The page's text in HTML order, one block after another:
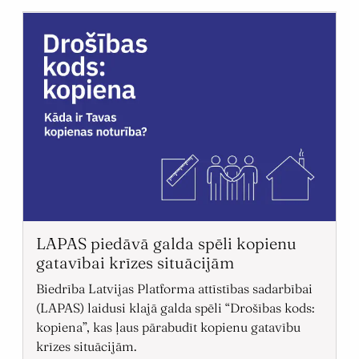
LAPAS piedāvā galda spēli kopienu
gatavībai krīzes situācijām
Biedrība Latvijas Platforma attīstības sadarbībai
(LAPAS) laidusi klajā galda spēli “Drošības kods:
kopiena”, kas ļaus pārabudīt kopienu gatavību
krīzes situācijām.